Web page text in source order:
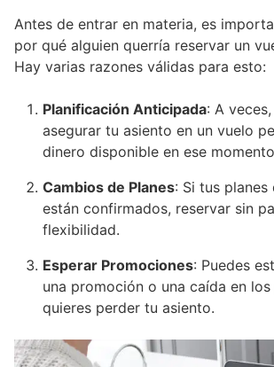
Antes de entrar en materia, es
por qué alguien querría reservar un
Hay varias razones válidas para esto:
Planificación Anticipada: A
asegurar tu asiento en un vuelo
dinero disponible en ese
Cambios de Planes: Si tus planes
están confirmados, reservar sin
flexibilidad.
Esperar Promociones: Puedes
una promoción o una caída en
quieres perder tu asiento.